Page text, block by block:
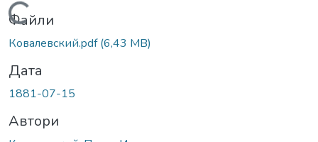
Вантажиться...
Файли
Ковалевский.pdf(6,43 MB)
Дата
1881-07-15
Автори